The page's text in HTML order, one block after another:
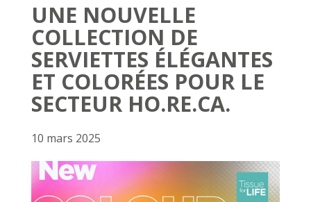
UNE NOUVELLE
COLLECTION DE
SERVIETTES ÉLÉGANTES
ET COLORÉES POUR LE
SECTEUR HO.RE.CA.
10 mars 2025